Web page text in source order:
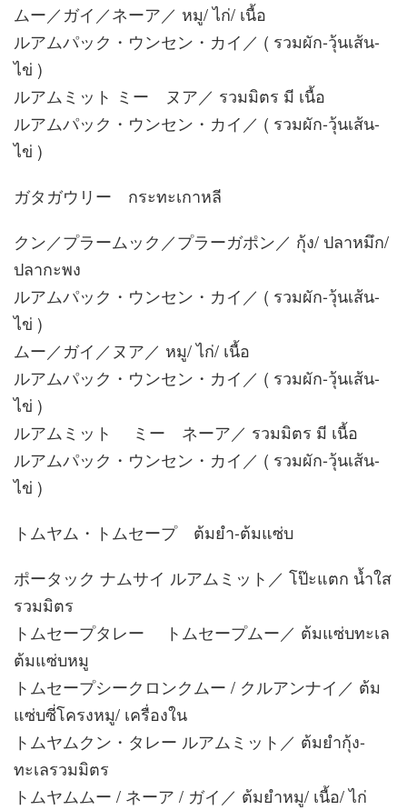
ムー／ガイ／ネーア／ หมู/ ไก่/ เนื้อ
ルアムパック・ウンセン・カイ／ ( รวมผัก-วุ้นเส้น-
ไข่ )
ルアムミット ミー ヌア／ รวมมิตร มี เนื้อ
ルアムパック・ウンセン・カイ／ ( รวมผัก-วุ้นเส้น-
ไข่ )
ガタガウリー กระทะเกาหลี
クン／プラームック／プラーガポン／ กุ้ง/ ปลาหมึก/
ปลากะพง
ルアムパック・ウンセン・カイ／ ( รวมผัก-วุ้นเส้น-
ไข่ )
ムー／ガイ／ヌア／ หมู/ ไก่/ เนื้อ
ルアムパック・ウンセン・カイ／ ( รวมผัก-วุ้นเส้น-
ไข่ )
ルアムミット ミー ネーア／ รวมมิตร มี เนื้อ
ルアムパック・ウンセン・カイ／ ( รวมผัก-วุ้นเส้น-
ไข่ )
トムヤム・トムセープ ต้มยำ-ต้มแซ่บ
ポータック ナムサイ ルアムミット／ โป๊ะแตก น้ำใส
รวมมิตร
トムセープタレー トムセープムー／ ต้มแซ่บทะเล
ต้มแซ่บหมู
トムセープシークロンクムー / クルアンナイ／ ต้ม
แซ่บซี่โครงหมู/ เครื่องใน
トムヤムクン・タレー ルアムミット／ ต้มยำกุ้ง-
ทะเลรวมมิตร
トムヤムムー / ネーア / ガイ／ ต้มยำหมู/ เนื้อ/ ไก่